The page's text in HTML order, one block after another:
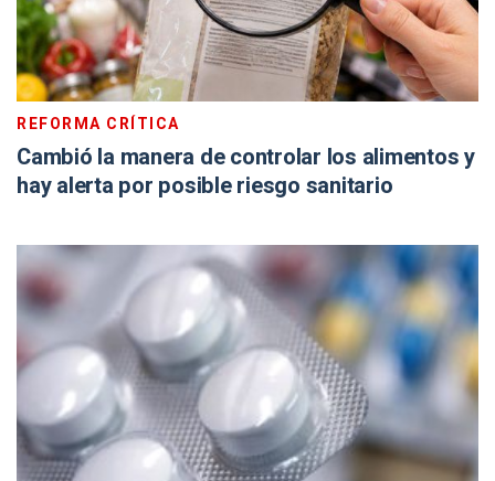
REFORMA CRÍTICA
Cambió la manera de controlar los alimentos y
hay alerta por posible riesgo sanitario